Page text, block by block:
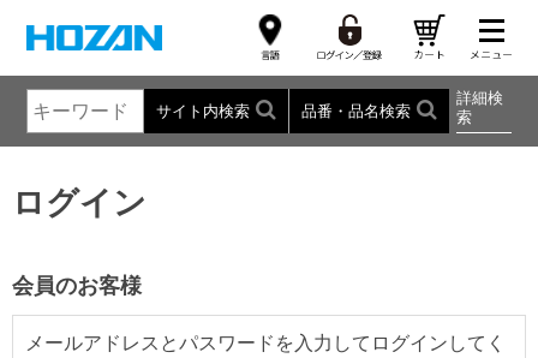
サイト内検索 品番・品名検索
詳細検
索
ログイン
会員のお客様
メールアドレスとパスワードを入力してログインしてく